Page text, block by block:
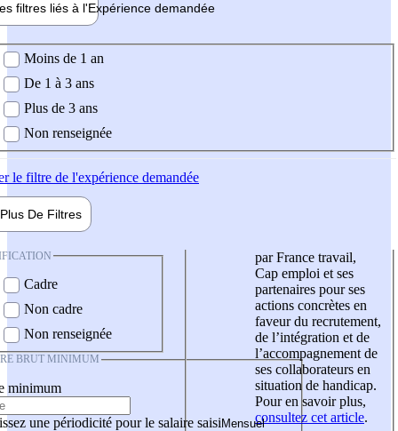
filtres liés à l'Expérience demandée
demandée
Moins de 1 an
De 1 à 3 ans
Plus de 3 ans
Non renseignée
le filtre de l'expérience demandée
Plus De Filtres
Cadre
Non cadre
Non renseignée
BRUT MINIMUM
minimum
une périodicité pour le salaire saisi
par France travail,
Cap emploi et ses
partenaires pour ses
actions concrètes en
faveur du recrutement,
de l’intégration et de
l’accompagnement de
ses collaborateurs en
situation de handicap.
Pour en savoir plus,
consultez cet article.